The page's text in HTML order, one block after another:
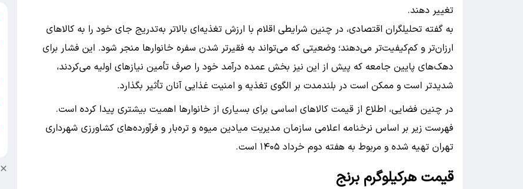
تغییر دهند.
به گفته تحلیلگران اقتصادی، در چنین شرایطی اقلام با ارزش تغذیه‌ای بالاتر به‌تدریج جای خود را به کالاهای
ارزان‌تر و کم‌کیفیت‌تر می‌دهند؛ وضعیتی که می‌تواند به فقیرتر شدن سفره خانوارها منجر شود. این فشار برای
دهک‌های پایین جامعه که پیش از این نیز بخش عمده درآمد خود را صرف تأمین نیازهای اولیه می‌کردند،
شدیدتر است و ممکن است در بلندمدت بر الگوی تغذیه و امنیت غذایی آنان تأثیر بگذارد.
در چنین فضایی، اطلاع از قیمت کالاهای اساسی برای بسیاری از خانوارها اهمیت بیشتری پیدا کرده است.
فهرست زیر بر اساس نرخنامه اعلامی سازمان مدیریت میادین میوه و تره‌بار و فرآورده‌های کشاورزی شهرداری
تهران تهیه شده و مربوط به هفته دوم خرداد ۱۴۰۵ است.
قیمت هرکیلوگرم برنج